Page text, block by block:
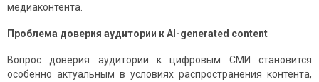
медиаконтента.
Проблема доверия аудитории к AI-generated content
Вопрос доверия аудитории к цифровым СМИ становится
особенно актуальным в условиях распространения контента,